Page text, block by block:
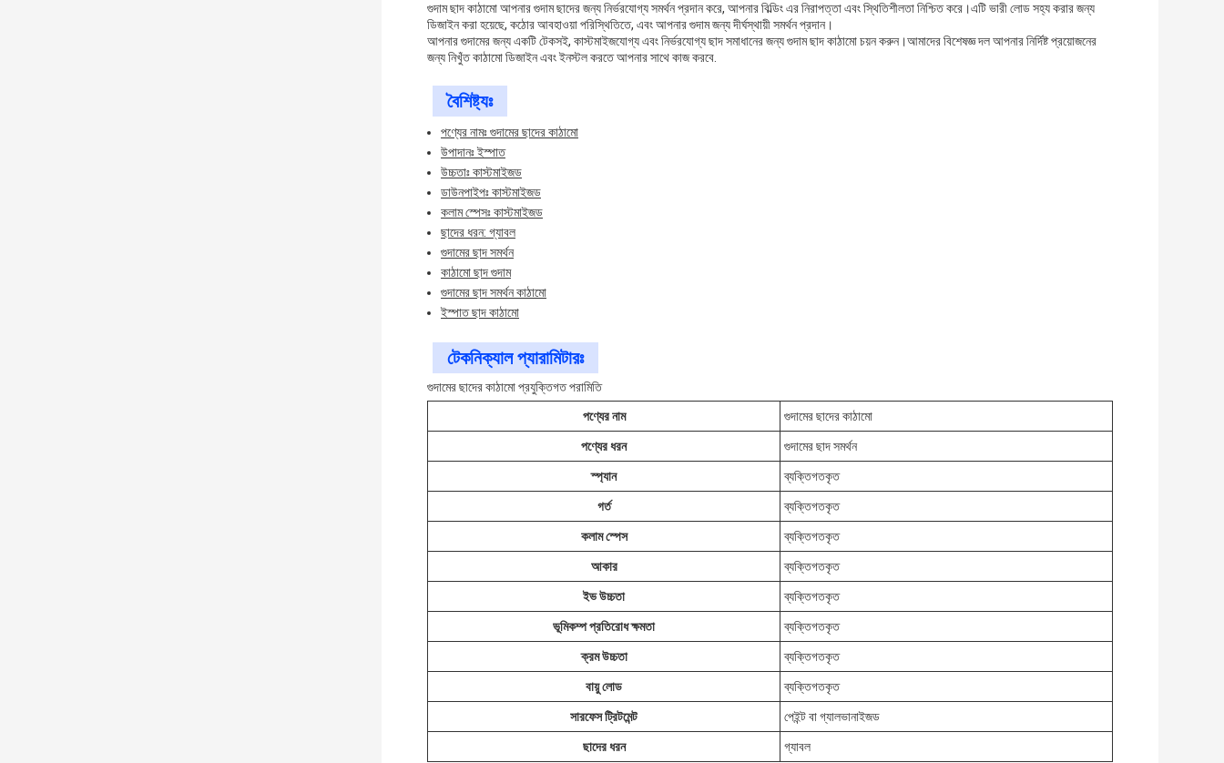
গুদাম ছাদ কাঠামো আপনার গুদাম ছাদের জন্য নির্ভরযোগ্য সমর্থন প্রদান করে, আপনার বিল্ডিং এর নিরাপত্তা এবং স্থিতিশীলতা নিশ্চিত করে।এটি ভারী লোড সহ্য করার জন্য
ডিজাইন করা হয়েছে, কঠোর আবহাওয়া পরিস্থিতিতে, এবং আপনার গুদাম জন্য দীর্ঘস্থায়ী সমর্থন প্রদান।
আপনার গুদামের জন্য একটি টেকসই, কাস্টমাইজযোগ্য এবং নির্ভরযোগ্য ছাদ সমাধানের জন্য গুদাম ছাদ কাঠামো চয়ন করুন।আমাদের বিশেষজ্ঞ দল আপনার নির্দিষ্ট প্রয়োজনের
জন্য নিখুঁত কাঠামো ডিজাইন এবং ইনস্টল করতে আপনার সাথে কাজ করবে.
বৈশিষ্ট্যঃ
পণ্যের নামঃ গুদামের ছাদের কাঠামো
উপাদানঃ ইস্পাত
উচ্চতাঃ কাস্টমাইজড
ডাউনপাইপঃ কাস্টমাইজড
কলাম স্পেসঃ কাস্টমাইজড
ছাদের ধরন: গ্যাবল
গুদামের ছাদ সমর্থন
কাঠামো ছাদ গুদাম
গুদামের ছাদ সমর্থন কাঠামো
ইস্পাত ছাদ কাঠামো
টেকনিক্যাল প্যারামিটারঃ
গুদামের ছাদের কাঠামো প্রযুক্তিগত পরামিতি
পণ্যের নাম
গুদামের ছাদের কাঠামো
পণ্যের ধরন গুদামের ছাদ সমর্থন
স্প্যান ব্যক্তিগতকৃত
গর্ত ব্যক্তিগতকৃত
কলাম স্পেস ব্যক্তিগতকৃত
আকার ব্যক্তিগতকৃত
ইভ উচ্চতা ব্যক্তিগতকৃত
ভূমিকম্প প্রতিরোধ ক্ষমতা ব্যক্তিগতকৃত
ক্রম উচ্চতা ব্যক্তিগতকৃত
বায়ু লোড ব্যক্তিগতকৃত
সারফেস ট্রিটমেন্ট পেইন্ট বা গ্যালভানাইজড
ছাদের ধরন গ্যাবল